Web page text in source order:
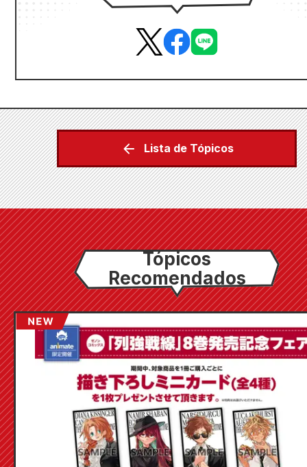
Lista de Tópicos
Tópicos
Recomendados